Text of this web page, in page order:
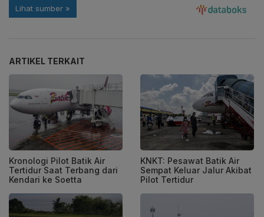
ARTIKEL TERKAIT
Kronologi Pilot Batik Air
Tertidur Saat Terbang dari
Kendari ke Soetta
KNKT: Pesawat Batik Air
Sempat Keluar Jalur Akibat
Pilot Tertidur